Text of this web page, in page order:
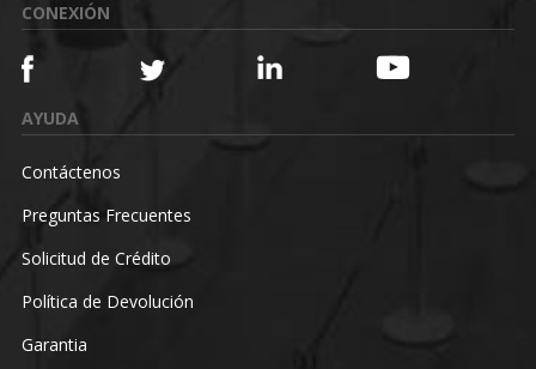
CONEXIÓN
AYUDA
Contáctenos
Preguntas Frecuentes
Solicitud de Crédito
Política de Devolución
Garantia